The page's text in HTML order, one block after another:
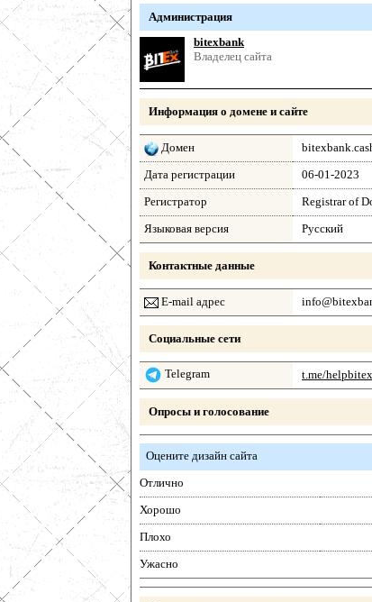
Администрация
bitexbank
Владелец сайта
Информация о домене и сайте
Домен
Дата регистрации
06-01-2023
Регистратор
Registrar of
Языковая версия
Русский
Контактные данные
E-mail адрес
Социальные сети
Telegram t.me/
Опросы и голосование
Оцените дизайн сайта
Отлично
Хорошо
Плохо
Ужасно